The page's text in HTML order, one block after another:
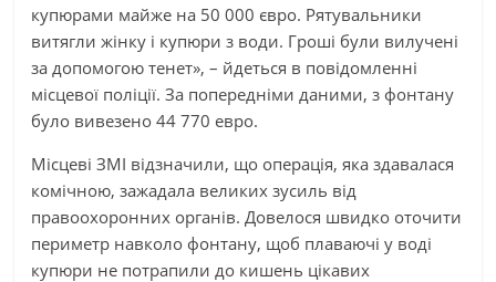
купюрами майже на 50 000 євро. Рятувальники
витягли жінку і купюри з води. Гроші були вилучені
за допомогою тенет», – йдеться в повідомленні
місцевої поліції. За попередніми даними, з фонтану
було вивезено 44 770 евро.
Місцеві ЗМІ відзначили, що операція, яка здавалася
комічною, зажадала великих зусиль від
правоохоронних органів. Довелося швидко оточити
периметр навколо фонтану, щоб плаваючі у воді
купюри не потрапили до кишень цікавих